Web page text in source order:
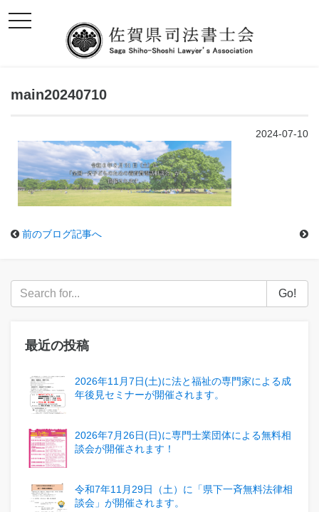
toggle
navigation
main20240710
2024-07-10
前のブログ記事へ
Go!
最近の投稿
2026年11月7日(土)に法と福祉の専門家による成
年後見セミナーが開催されます。
2026年7月26日(日)に専門士業団体による無料相
談会が開催されます！
令和7年11月29日（土）に「県下一斉無料法律相
談会」が開催されます。